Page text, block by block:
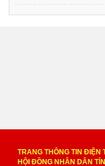
TRANG THÔNG TIN ĐIỆN
HỘI ĐỒNG NHÂN DÂN